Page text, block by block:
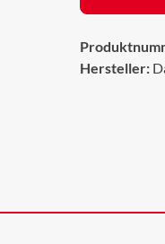
Hersteller: